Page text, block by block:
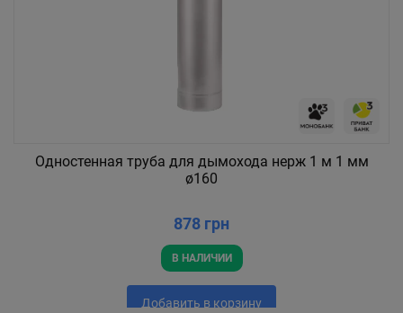
Одностенная труба для дымохода нерж 1 м 1 мм
ø160
878 грн
В НАЛИЧИИ
Добавить в корзину